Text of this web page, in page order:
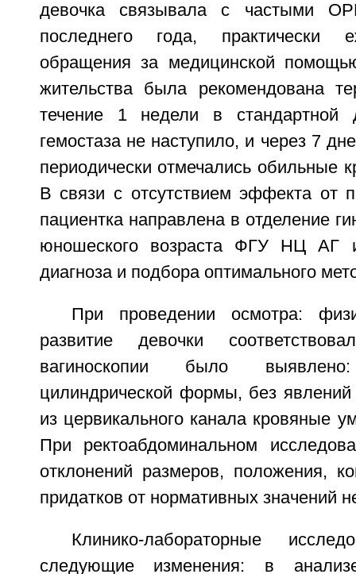
девочка связывала с частыми
последнего года, практически
обращения за медицинской
жительства была рекомендована
течение 1 недели в стандартной
гемостаза не наступило, и через 7
периодически отмечались обильные
В связи с отсутствием эффекта от
пациентка направлена в отделение
юношеского возраста ФГУ НЦ АГ
диагноза и подбора оптимального
При проведении осмотра:
развитие девочки
вагиноскопии было
цилиндрической формы, без
из цервикального канала кровяные
При ректоабдоминальном
отклонений размеров, положения,
придатков от нормативных значений
Клинико-лабораторные
следующие изменения: в